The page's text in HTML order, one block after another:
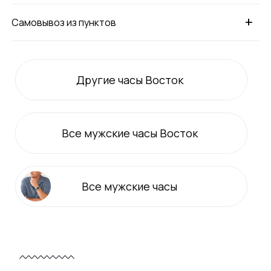
+
Самовывоз из пунктов
Другие часы Восток
Все мужские часы Восток
Все мужские часы